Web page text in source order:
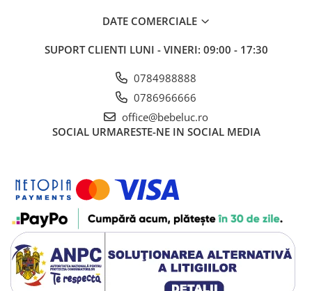
Caserola compartimentata copii
Etui Ochelari
Ghiozdan baieti
Ghiozdan fete
Papetarie
DATE COMERCIALE
SUPORT CLIENTI LUNI - VINERI: 09:00 - 17:30
0784988888
0786966666
office@bebeluc.ro
SOCIAL URMARESTE-NE IN SOCIAL MEDIA